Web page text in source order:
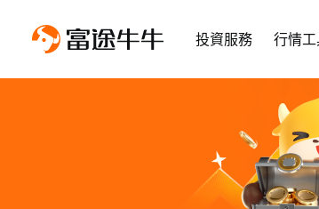
投資服務 行情